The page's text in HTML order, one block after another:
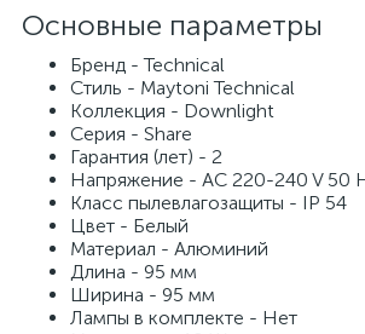
Основные параметры
Бренд - Technical
Стиль - Maytoni Technical
Коллекция - Downlight
Серия - Share
Гарантия (лет) - 2
Напряжение - AC 220-240 V 50
Класс пылевлагозащиты - IP 54
Цвет - Белый
Материал - Алюминий
Длина - 95 мм
Ширина - 95 мм
Лампы в комплекте - Нет